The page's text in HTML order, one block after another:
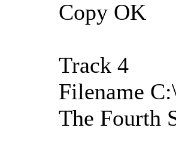
Copy OK
Track 4
Filename
The Fourth